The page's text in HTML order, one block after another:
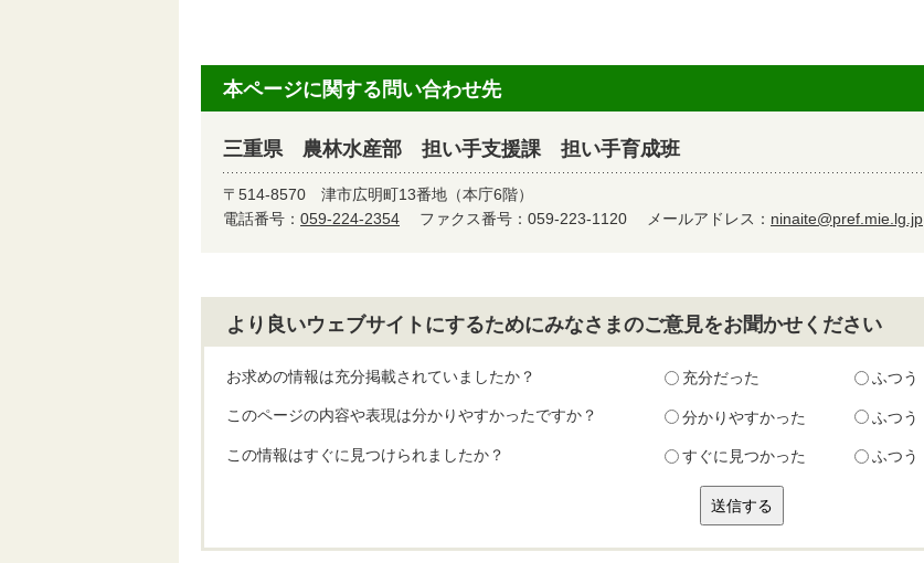
本ページに関する問い合わせ先
三重県 農林水産部 担い手支援課 担い手育成班
〒514-8570 津市広明町13番地（本庁6階）
電話番号： 059-224-2354 ファクス番号：059-223-1120 メールアドレス： ninaite@pref.mie.lg.jp
より良いウェブサイトにするためにみなさまのご意見をお聞かせください
お求めの情報は充分掲載されていましたか？ 充分だった ふつう
このページの内容や表現は分かりやすかったですか？ 分かりやすかった ふつう
この情報はすぐに見つけられましたか？ すぐに見つかった ふつう